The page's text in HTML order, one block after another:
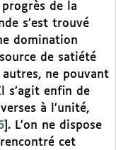
de la
s’est trouvé
domination
de satiété
ne pouvant
s’agit enfin de
à l’unité,
. L’on ne dispose
cet